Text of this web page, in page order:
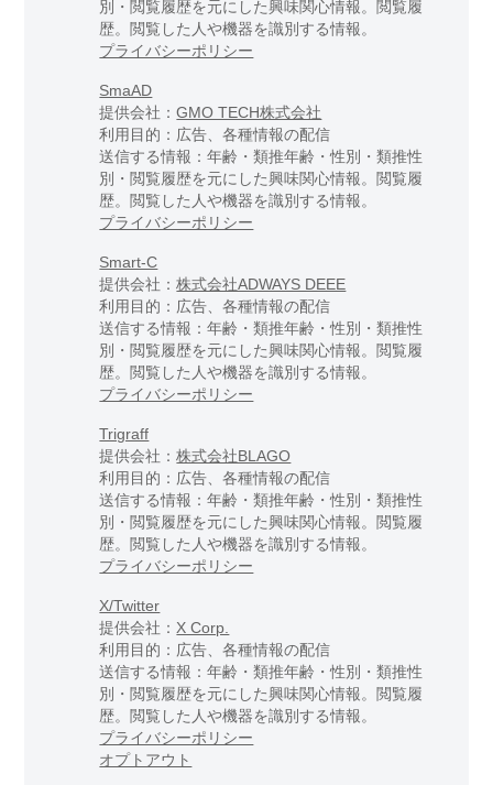
別・閲覧履歴を元にした興味関心情報。閲覧履
歴。閲覧した人や機器を識別する情報。
プライバシーポリシー
SmaAD
提供会社：GMO TECH株式会社
利用目的：広告、各種情報の配信
送信する情報：年齢・類推年齢・性別・類推性
別・閲覧履歴を元にした興味関心情報。閲覧履
歴。閲覧した人や機器を識別する情報。
プライバシーポリシー
Smart-C
提供会社：株式会社ADWAYS DEEE
利用目的：広告、各種情報の配信
送信する情報：年齢・類推年齢・性別・類推性
別・閲覧履歴を元にした興味関心情報。閲覧履
歴。閲覧した人や機器を識別する情報。
プライバシーポリシー
Trigraff
提供会社：株式会社BLAGO
利用目的：広告、各種情報の配信
送信する情報：年齢・類推年齢・性別・類推性
別・閲覧履歴を元にした興味関心情報。閲覧履
歴。閲覧した人や機器を識別する情報。
プライバシーポリシー
X/Twitter
提供会社： X Corp.
利用目的：広告、各種情報の配信
送信する情報：年齢・類推年齢・性別・類推性
別・閲覧履歴を元にした興味関心情報。閲覧履
歴。閲覧した人や機器を識別する情報。
プライバシーポリシー
オプトアウト